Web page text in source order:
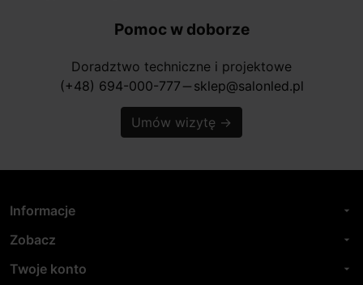
Pomoc w doborze
Doradztwo techniczne i projektowe
(+48) 694-000-777 horizontal_rule sklep@salonled.pl
Umów wizytę →
Informacje arrow_drop_down
Zobacz arrow_drop_down
Twoje konto arrow_drop_down